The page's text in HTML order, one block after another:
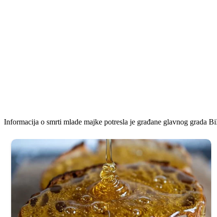
Informacija o smrti mlade majke potresla je građane glavnog grada